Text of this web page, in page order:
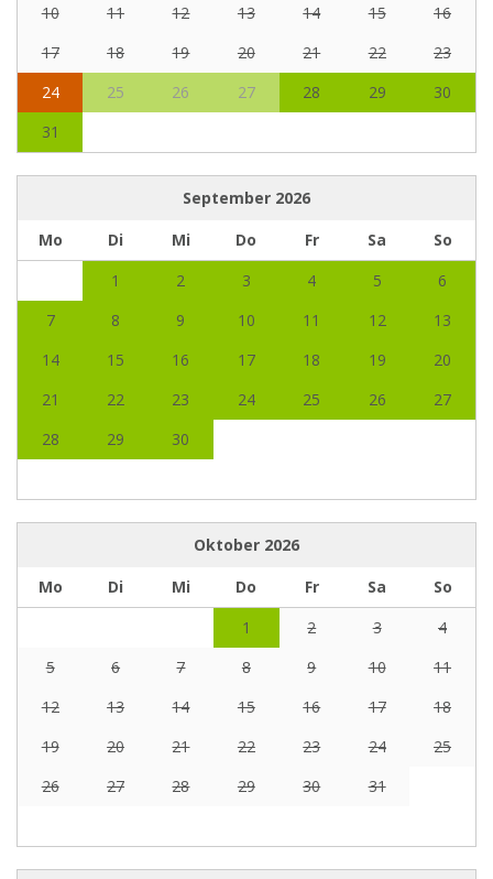
10
11 12 13 14 15
16
17
18 19 20 21 22
23
24
25 26 27 28 29
30
31
September 2026
Mo
Di Mi Do Fr Sa
So
1
2 3 4 5
6
7
8 9 10 11 12
13
14
15 16 17 18 19
20
21
22 23 24 25 26
27
28
29 30
Oktober 2026
Mo
Di Mi Do Fr Sa
So
1
2 3
4
5
6 7 8 9 10
11
12
13 14 15 16 17
18
19
20 21 22 23 24
25
26
27 28 29 30 31